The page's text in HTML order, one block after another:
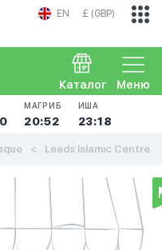
EN £ (GBP)
Меню
Каталог
МАГРИБ
20:52
ИША
23:18
Leeds Islamic Centre